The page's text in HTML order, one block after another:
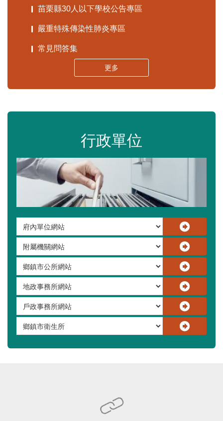
苗栗縣30人以下學校公告專區
嚴重特殊傳染性肺炎專區
常見問答集
更多
行政單位